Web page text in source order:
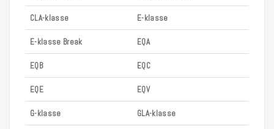
CLA-klasse E-klasse
E-klasse Break EQA
EQB EQC
EQE EQV
G-klasse GLA-klasse